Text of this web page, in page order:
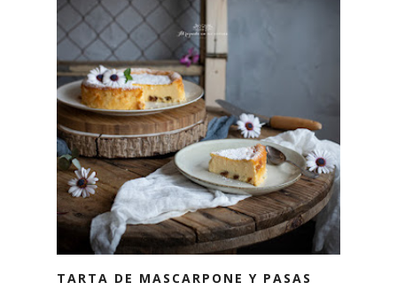
TARTA DE MASCARPONE Y PASAS